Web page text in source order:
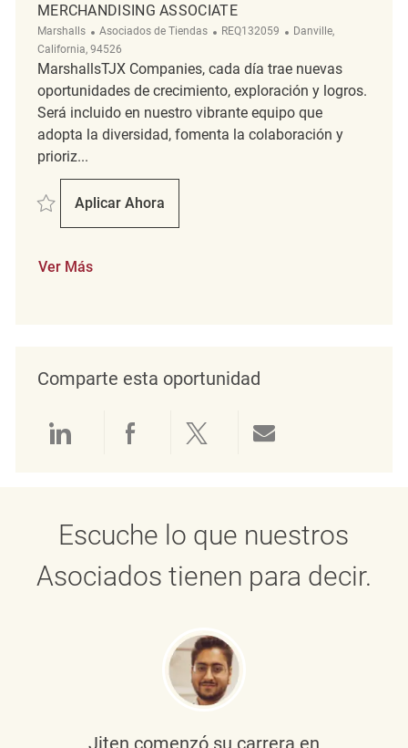
MERCHANDISING ASSOCIATE
Marshalls Categoría
Asociados de Tiendas ReqId
REQ132059 Ubicación
Danville,
California, 94526
MarshallsTJX Companies, cada día trae nuevas
oportunidades de crecimiento, exploración y logros.
Será incluido en nuestro vibrante equipo que
adopta la diversidad, fomenta la colaboración y
prioriz...
Salvar Merchandising Associate REQ132059
Aplicar Ahora
Merchandising Associate
Ver Más
Comparte esta oportunidad
Compartir a través de LinkedIn
Compartir a través de
Compartir a través
Escuche lo que nuestros
Asociados tienen para decir.
Jiten comenzó su carrera en